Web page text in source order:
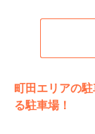
町田エリアの
る駐車場！